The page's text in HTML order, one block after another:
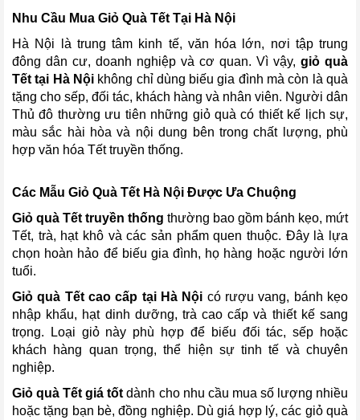
Nhu Cầu Mua Giỏ Quà Tết Tại Hà Nội
Hà Nội là trung tâm kinh tế, văn hóa lớn, nơi tập trung
đông dân cư, doanh nghiệp và cơ quan. Vì vậy, giỏ quà
Tết tại Hà Nộikhông chỉ dùng biếu gia đình mà còn là quà
tặng cho sếp, đối tác, khách hàng và nhân viên. Người dân
Thủ đô thường ưu tiên những giỏ quà có thiết kế lịch sự,
màu sắc hài hòa và nội dung bên trong chất lượng, phù
hợp văn hóa Tết truyền thống.
Các Mẫu Giỏ Quà Tết Hà Nội Được Ưa Chuộng
Giỏ quà Tết truyền thống thường bao gồm bánh kẹo, mứt
Tết, trà, hạt khô và các sản phẩm quen thuộc. Đây là lựa
chọn hoàn hảo để biếu gia đình, họ hàng hoặc người lớn
tuổi.
Giỏ quà Tết cao cấp tại Hà Nội có rượu vang, bánh kẹo
nhập khẩu, hạt dinh dưỡng, trà cao cấp và thiết kế sang
trọng. Loại giỏ này phù hợp để biếu đối tác, sếp hoặc
khách hàng quan trọng, thể hiện sự tinh tế và chuyên
nghiệp.
Giỏ quà Tết giá tốt dành cho nhu cầu mua số lượng nhiều
hoặc tặng bạn bè, đồng nghiệp. Dù giá hợp lý, các giỏ quà